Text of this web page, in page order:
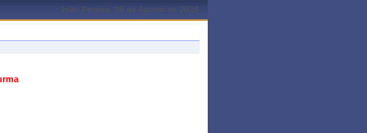
João Pessoa, 06 de Agosto de 2026